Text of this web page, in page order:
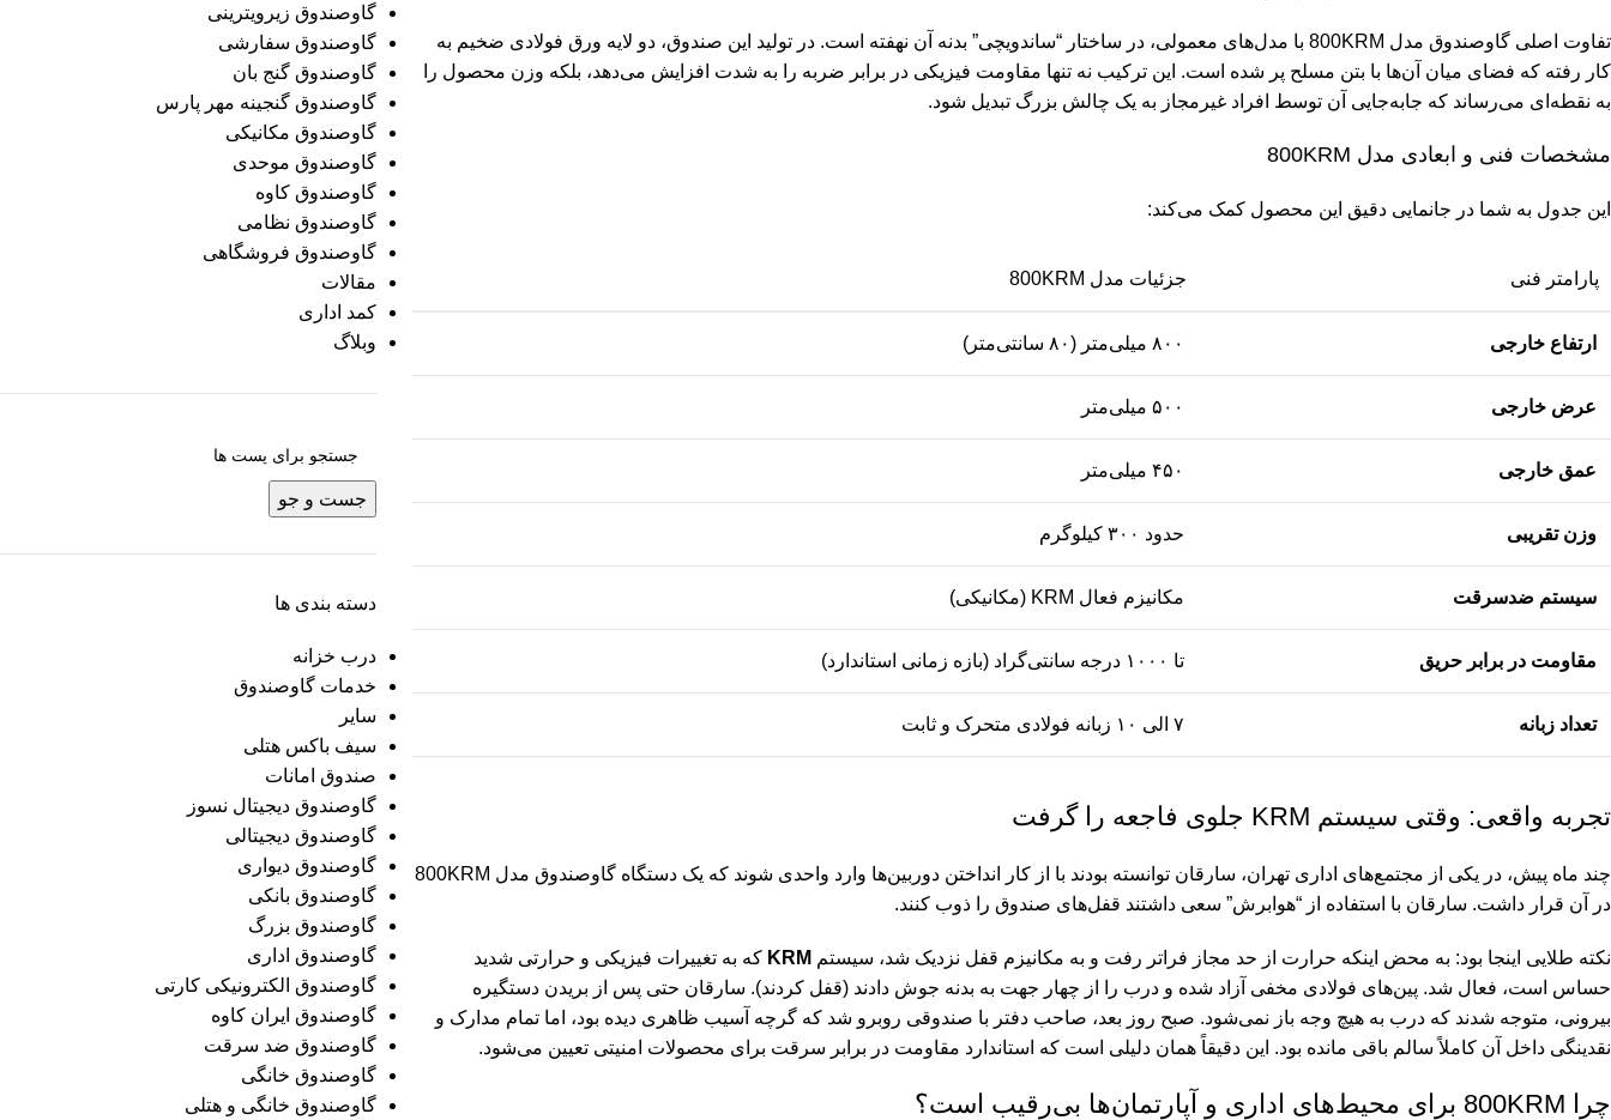
تفاوت اصلی گاوصندوق مدل 800KRM با مدل‌های معمولی، در ساختار “ساندویچی” بدنه آن نهفته است. در تولید این صندوق، دو لایه ورق فولادی ضخیم به
کار رفته که فضای میان آن‌ها با بتن مسلح پر شده است. این ترکیب نه تنها مقاومت فیزیکی در برابر ضربه را به شدت افزایش می‌دهد، بلکه وزن محصول را
به نقطه‌ای می‌رساند که جابه‌جایی آن توسط افراد غیرمجاز به یک چالش بزرگ تبدیل شود.
مشخصات فنی و ابعادی مدل 800KRM
این جدول به شما در جانمایی دقیق این محصول کمک می‌کند:
پارامتر فنی جزئیات مدل 800KRM
ارتفاع خارجی ۸۰۰ میلی‌متر (۸۰ سانتی‌متر)
عرض خارجی ۵۰۰ میلی‌متر
عمق خارجی ۴۵۰ میلی‌متر
وزن تقریبی حدود ۳۰۰ کیلوگرم
سیستم ضدسرقت مکانیزم فعال KRM (مکانیکی)
مقاومت در برابر حریق تا ۱۰۰۰ درجه سانتی‌گراد (بازه زمانی استاندارد)
تعداد زبانه ۷ الی ۱۰ زبانه فولادی متحرک و ثابت
تجربه واقعی: وقتی سیستم KRM جلوی فاجعه را گرفت
چند ماه پیش، در یکی از مجتمع‌های اداری تهران، سارقان توانسته بودند با از کار انداختن دوربین‌ها وارد واحدی شوند که یک دستگاه گاوصندوق مدل 800KRM
در آن قرار داشت. سارقان با استفاده از “هوابرش” سعی داشتند قفل‌های صندوق را ذوب کنند.
نکته طلایی اینجا بود: به محض اینکه حرارت از حد مجاز فراتر رفت و به مکانیزم قفل نزدیک شد، سیستم KRM که به تغییرات فیزیکی و حرارتی شدید
حساس است، فعال شد. پین‌های فولادی مخفی آزاد شده و درب را از چهار جهت به بدنه جوش دادند (قفل کردند). سارقان حتی پس از بریدن دستگیره
بیرونی، متوجه شدند که درب به هیچ وجه باز نمی‌شود. صبح روز بعد، صاحب دفتر با صندوقی روبرو شد که گرچه آسیب ظاهری دیده بود، اما تمام مدارک و
نقدینگی داخل آن کاملاً سالم باقی مانده بود. این دقیقاً همان دلیلی است که استاندارد مقاومت در برابر سرقت برای محصولات امنیتی تعیین می‌شود.
چرا 800KRM برای محیط‌های اداری و آپارتمان‌ها بی‌رقیب است؟
گاوصندوق زیرویترینی
گاوصندوق سفارشی
گاوصندوق گنج بان
گاوصندوق گنجینه مهر پارس
گاوصندوق مکانیکی
گاوصندوق موحدی
گاوصندوق کاوه
گاوصندوق نظامی
گاوصندوق فروشگاهی
مقالات
کمد اداری
وبلاگ
جست و جو
دسته بندی ها
درب خزانه
خدمات گاوصندوق
سایر
سیف باکس هتلی
صندوق امانات
گاوصندوق دیجیتال نسوز
گاوصندوق دیجیتالی
گاوصندوق دیواری
گاوصندوق بانکی
گاوصندوق بزرگ
گاوصندوق اداری
گاوصندوق الکترونیکی کارتی
گاوصندوق ایران کاوه
گاوصندوق ضد سرقت
گاوصندوق خانگی
گاوصندوق خانگی و هتلی